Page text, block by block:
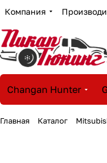
Компания
Changan Hunter
Главная Каталог